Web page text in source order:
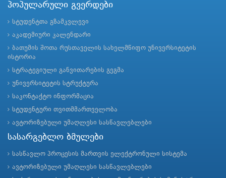
პოპულარული გვერდები
სტუდენტთა გზამკვლევი
აკადემიური კალენდარი
ბათუმის შოთა რუსთაველის სახელმწიფო უნივერსიტეტის
ისტორია
სტრატეგიული განვითარების გეგმა
უნივერსიტეტის სტრუქტურა
საკონტაქტო ინფორმაცია
სტუდენტური თვითმმართველობა
ავტორიზებული უმაღლესი სასწავლებლები
სასარგებლო ბმულები
სასწავლო პროცესის მართვის ელექტრონული სისტემა
ავტორიზებული უმაღლესი სასწავლებლები